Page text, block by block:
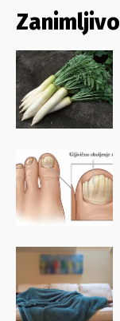
Zanimljivo